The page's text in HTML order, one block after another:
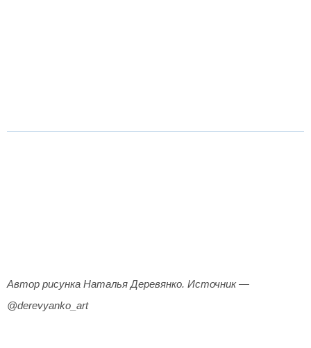
Автор рисунка Наталья Деревянко. Источник —
@derevyanko_art